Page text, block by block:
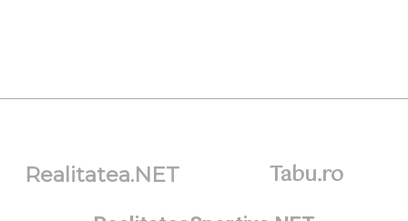
Realitatea.NET Tabu.ro